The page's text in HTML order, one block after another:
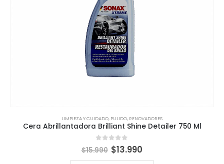
LIMPIEZA Y CUIDADO, PULIDO, RENOVADORES
Cera Abrillantadora Brilliant Shine Detailer 750 Ml
out of 5
$15.990 $13.990